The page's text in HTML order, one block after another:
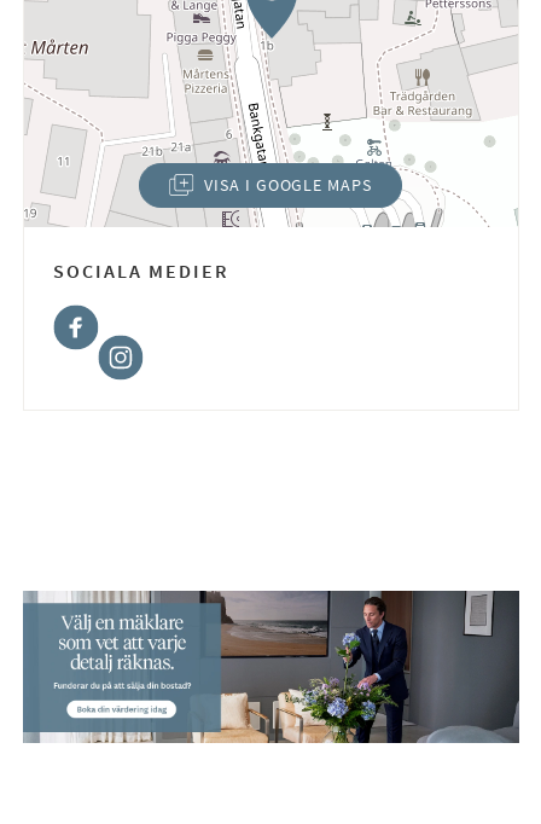
VISA I GOOGLE MAPS
(ÖPPNAS I NYTT FÖNSTER)
SOCIALA MEDIER
Facebook